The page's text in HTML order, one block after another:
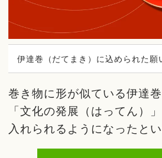
伊達巻（だてまき）に込められた願
巻き物に形が似ている伊達
「文化の発展（はってん）
入れられるようになったと